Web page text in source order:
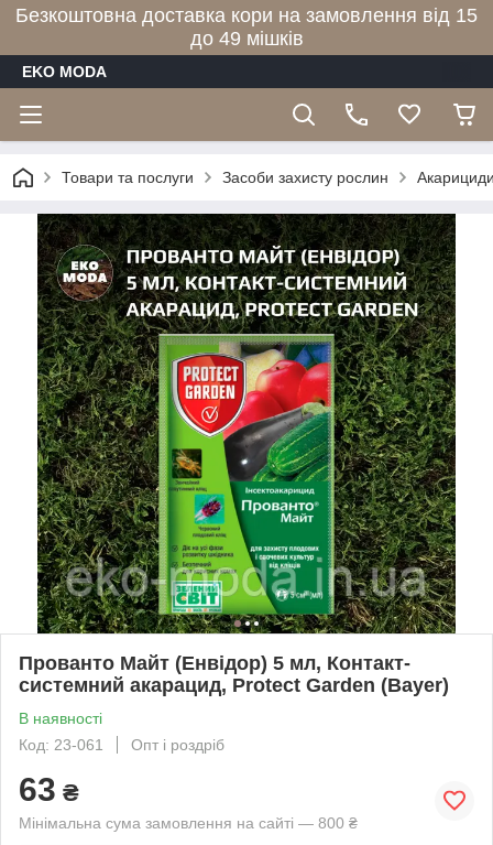
Безкоштовна доставка кори на замовлення від 15
до 49 мішків
EKO MODA
Товари та послуги Засоби захисту рослин
Прованто Майт (Енвідор) 5 мл, Контакт-
системний акарацид, Protect Garden (Bayer)
В наявності
Код: 23-061
Опт і роздріб
63 ₴
Мінімальна сума замовлення на сайті — 800 ₴